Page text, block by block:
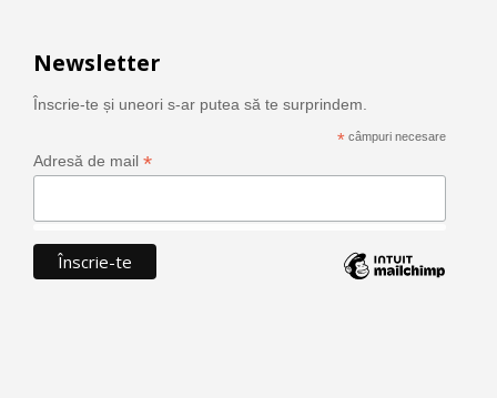
Newsletter
Înscrie-te și uneori s-ar putea să te surprindem.
* câmpuri necesare
Adresă de mail *